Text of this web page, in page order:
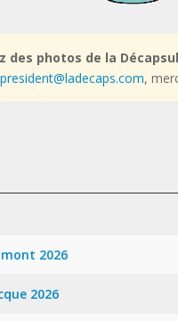
des photos de la
president@ladecaps.com,
2026
2026